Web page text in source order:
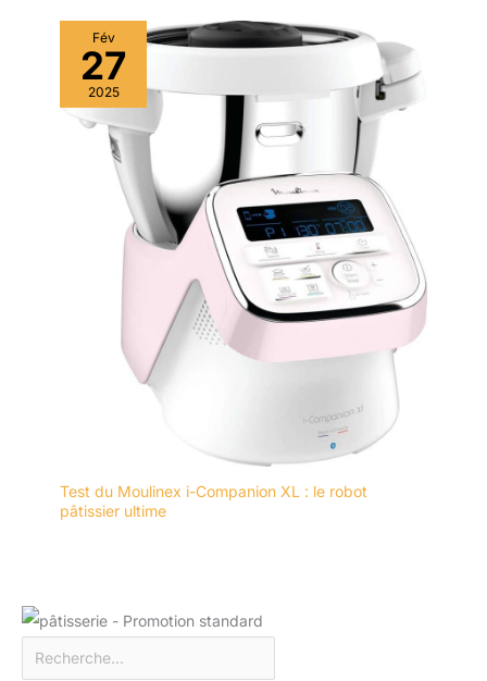
Fév
27
2025
Test du Moulinex i-Companion XL : le robot
pâtissier ultime